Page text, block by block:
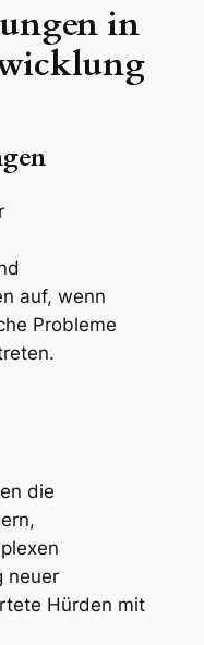
in
auf, wenn
Probleme
die
neuer
Hürden mit